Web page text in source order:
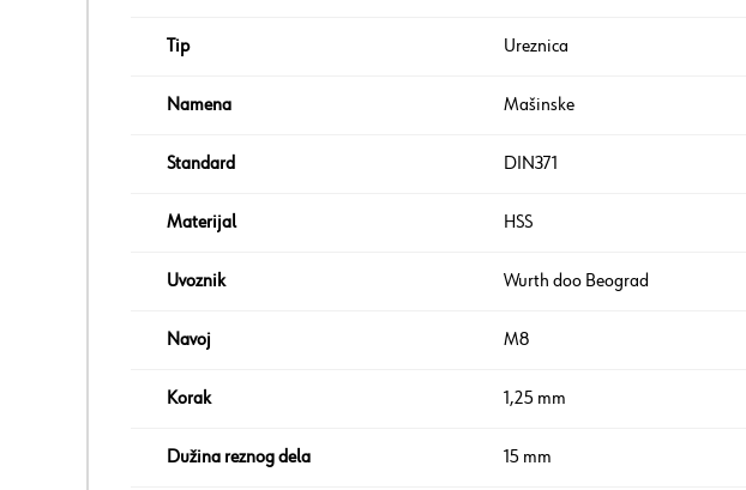
Tip Ureznica
Namena Mašinske
Standard DIN371
Materijal HSS
Uvoznik Wurth doo Beograd
Navoj M8
Korak 1,25 mm
Dužina reznog dela 15 mm